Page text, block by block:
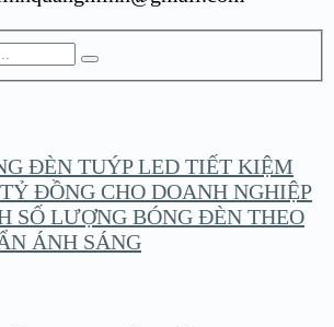
ĐÈN TUÝP LED TIẾT KIỆM
ĐỒNG CHO DOANH NGHIỆP
SỐ LƯỢNG BÓNG ĐÈN THEO
ÁNH SÁNG